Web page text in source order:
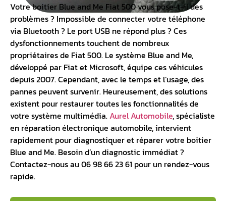
Votreboitier Blue and Me Fiat 500vous pose-t-il des
problèmes ? Impossible de connecter votre téléphone
via Bluetooth ? Le port USB ne répond plus ? Ces
dysfonctionnements touchent de nombreux
propriétaires de Fiat 500. Le système Blue and Me,
développé par Fiat et Microsoft, équipe ces véhicules
depuis 2007. Cependant, avec le temps et l’usage, des
pannes peuvent survenir. Heureusement, des solutions
existent pour restaurer toutes les fonctionnalités de
votre système multimédia.Aurel Automobile, spécialiste
en réparation électronique automobile, intervient
rapidement pour diagnostiquer et réparer votre boitier
Blue and Me. Besoin d’un diagnostic immédiat ?
Contactez-nous au 06 98 66 23 61 pour un rendez-vous
rapide.